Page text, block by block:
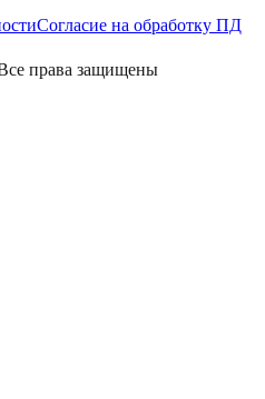
Согласие на обработку ПД
права защищены